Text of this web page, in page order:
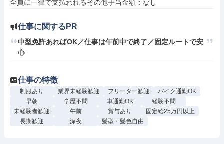
仕事に関するPR
中型免許あればOK／仕事は午前中で終了／固定ルートで安
心
仕事の特徴
制服あり 業界未経験歓迎 フリーター歓迎
バイク通勤OK
早朝
学歴不問 車通勤OK
経験不問
未経験者歓迎
午前 賞与あり
固定給25万円以上
長期歓迎
深夜 髪型・髪色自由